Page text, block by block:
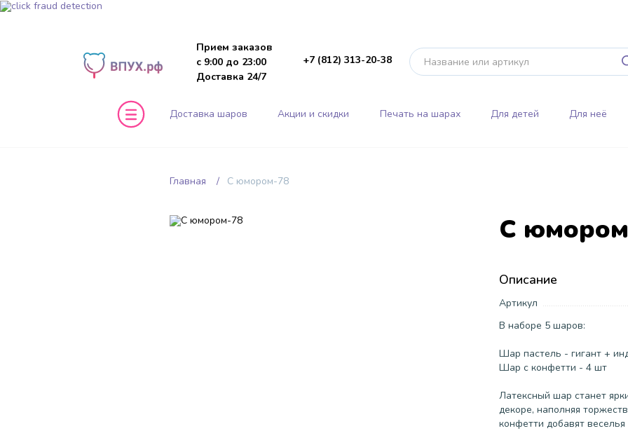
Прием заказов
с 9:00 до 23:00
Доставка 24/7
+7 (812) 313-20-38
Доставка шаров Акции и скидки Печать на шарах Для детей Для неё
Главная С юмором-78
С
Описание
Артикул
В наборе 5 шаров:
Шар пастель - гигант +
Шар с конфетти - 4 шт
Латексный шар станет
декоре, наполняя
конфетти добавят